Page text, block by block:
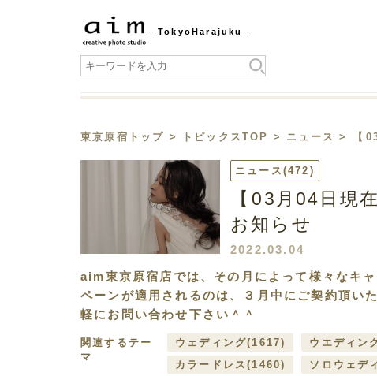
TokyoHarajuku
東京原宿トップ > トピックスTOP > ニュース > 【
ニュース (472)
【03月04日
お知らせ
2022.03.04
aim東京原宿店では、その月によって様々なキ
ペーンが適用されるのは、３月中にご契約頂い
軽にお問い合わせ下さい＾＾
関連するテー
マ
ウェディング(1617) ウエディン
カラードレス(1460) ソロウェデ